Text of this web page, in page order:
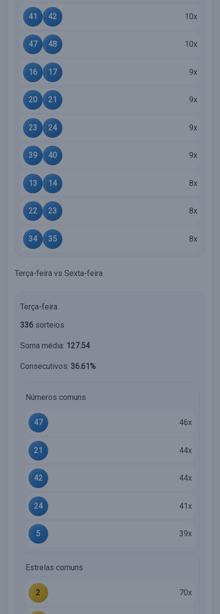
41 42 10x
47 48 10x
16 17 9x
20 21 9x
23 24 9x
39 40 9x
13 14 8x
22 23 8x
34 35 8x
Terça-feira vs Sexta-feira
Terça-feira
336 sorteios
Soma média: 127.54
Consecutivos: 36.61%
Números comuns
47 46x
21 44x
42 44x
24 41x
5 39x
Estrelas comuns
2 70x